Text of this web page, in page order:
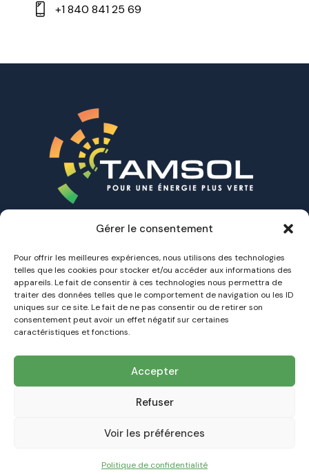
Gérer le consentement
Pour offrir les meilleures expériences, nous utilisons des technologies
telles que les cookies pour stocker et/ou accéder aux informations des
appareils. Le fait de consentir à ces technologies nous permettra de
traiter des données telles que le comportement de navigation ou les ID
uniques sur ce site. Le fait de ne pas consentir ou de retirer son
consentement peut avoir un effet négatif sur certaines
caractéristiques et fonctions.
Accepter
Refuser
Voir les préférences
Politique de confidentialité
+1 840 841 25 69
A propos
Nos Offres
Nos installations
Contact
Votre Expert de la transition énergétique
l'Hérault et dans le Gard
TAMSOL © 2026 – Tous droits réservés – Réalisation du